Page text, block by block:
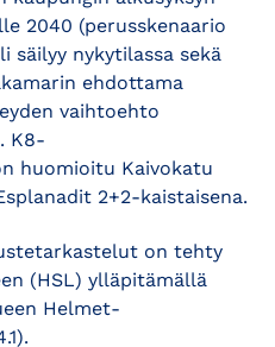
2040 (perusskenaario
säilyy nykytilassa sekä
ehdottama
vaihtoehto
K8-
huomioitu Kaivokatu
2+2-kaistaisena.
on tehty
(HSL) ylläpitämällä
Helmet-